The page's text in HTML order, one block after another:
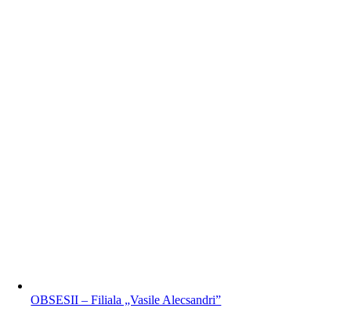
OBSESII – Filiala „Vasile Alecsandri”